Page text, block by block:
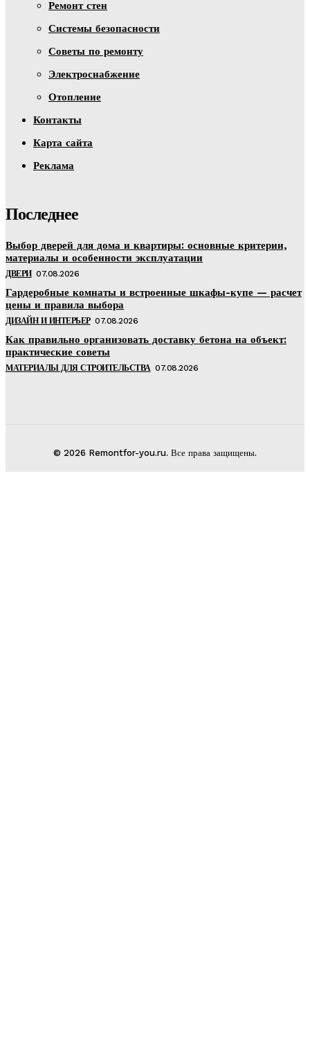
Ремонт стен
Системы безопасности
Советы по ремонту
Электроснабжение
Отопление
Контакты
Карта сайта
Реклама
Последнее
Выбор дверей для дома и квартиры: основные критерии,
материалы и особенности эксплуатации
ДВЕРИ 07.08.2026
Гардеробные комнаты и встроенные шкафы-купе — расчет
цены и правила выбора
ДИЗАЙН И ИНТЕРЬЕР 07.08.2026
Как правильно организовать доставку бетона на объект:
практические советы
МАТЕРИАЛЫ ДЛЯ СТРОИТЕЛЬСТВА 07.08.2026
© 2026 Remontfor-you.ru. Все права защищены.